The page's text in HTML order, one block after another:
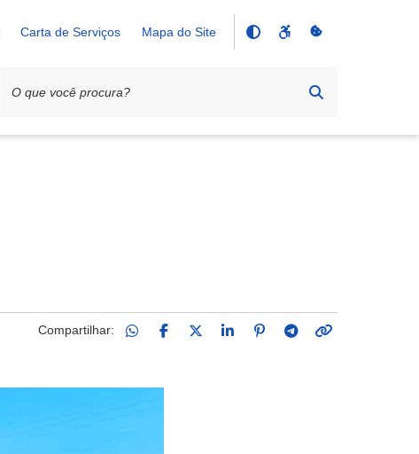
Carta de Serviços Mapa do Site
Compartilhar: